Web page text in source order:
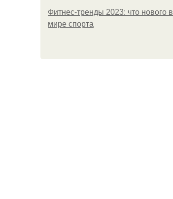
Фитнес-тренды 2023: что нового в
мире спорта